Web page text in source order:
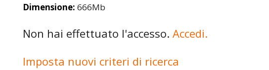
Dimensione: 666Mb
Non hai effettuato l'accesso. Accedi.
Imposta nuovi criteri di ricerca